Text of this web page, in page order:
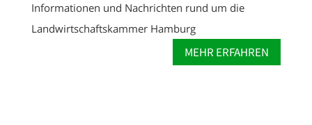
Informationen und Nachrichten rund um die
Landwirtschafts­kammer Hamburg
MEHR ERFAHREN